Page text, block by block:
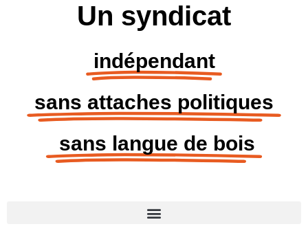
Un syndicat
indépendant
sans attaches politiques
sans langue de bois